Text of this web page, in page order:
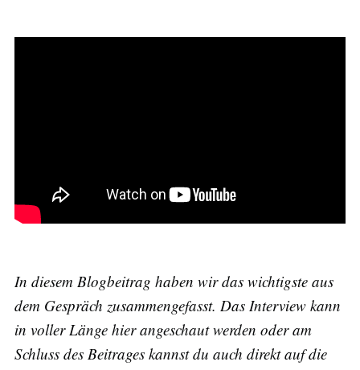
In diesem Blogbeitrag haben wir das wichtigste aus
dem Gespräch zusammengefasst. Das Interview kann
in voller Länge hier angeschaut werden oder am
Schluss des Beitrages kannst du auch direkt auf die